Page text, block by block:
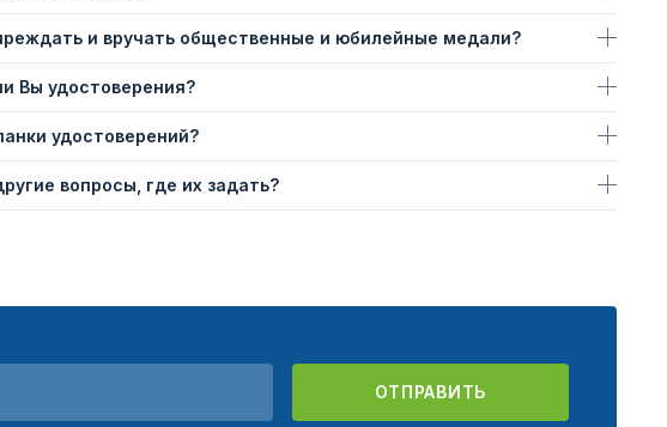
и вручать общественные и юбилейные медали?
Вы удостоверения?
удостоверений?
вопросы, где их задать?
ОТПРАВИТЬ